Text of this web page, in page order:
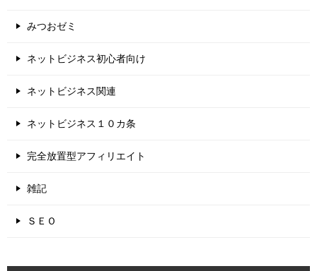
みつおゼミ
ネットビジネス初心者向け
ネットビジネス関連
ネットビジネス１０カ条
完全放置型アフィリエイト
雑記
ＳＥＯ